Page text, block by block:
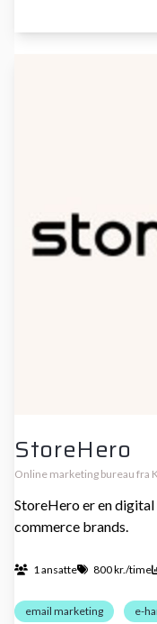
StoreHero
Online marketing bureau fra
StoreHero er en
commerce brands.
1 ansatte 800 kr./time
email marketing e-